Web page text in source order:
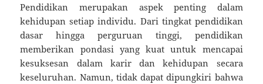
Pendidikan merupakan aspek penting dalam
kehidupan setiap individu. Dari tingkat pendidikan
dasar hingga perguruan tinggi, pendidikan
memberikan pondasi yang kuat untuk mencapai
kesuksesan dalam karir dan kehidupan secara
keseluruhan. Namun, tidak dapat dipungkiri bahwa